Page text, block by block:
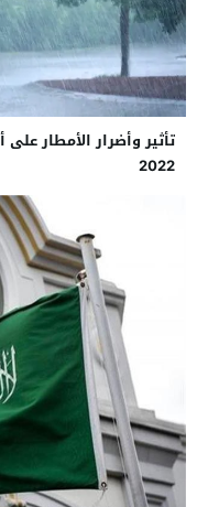
تأثير وأضرار الأمطار
2022